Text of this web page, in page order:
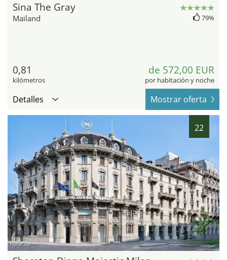
Sina The Gray
Mailand 79%
0,81
kilómetros
de 572,00 EUR
por habitación y noche
Detalles Mostrar oferta
22
hotel.de